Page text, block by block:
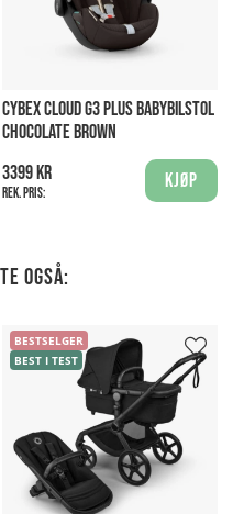
CYBEX CLOUD G3 PLUS BABYBILSTOL
CHOCOLATE BROWN
3399 kr
Rek. pris:
Kjøp
også:
BESTSELGER
BEST I TEST